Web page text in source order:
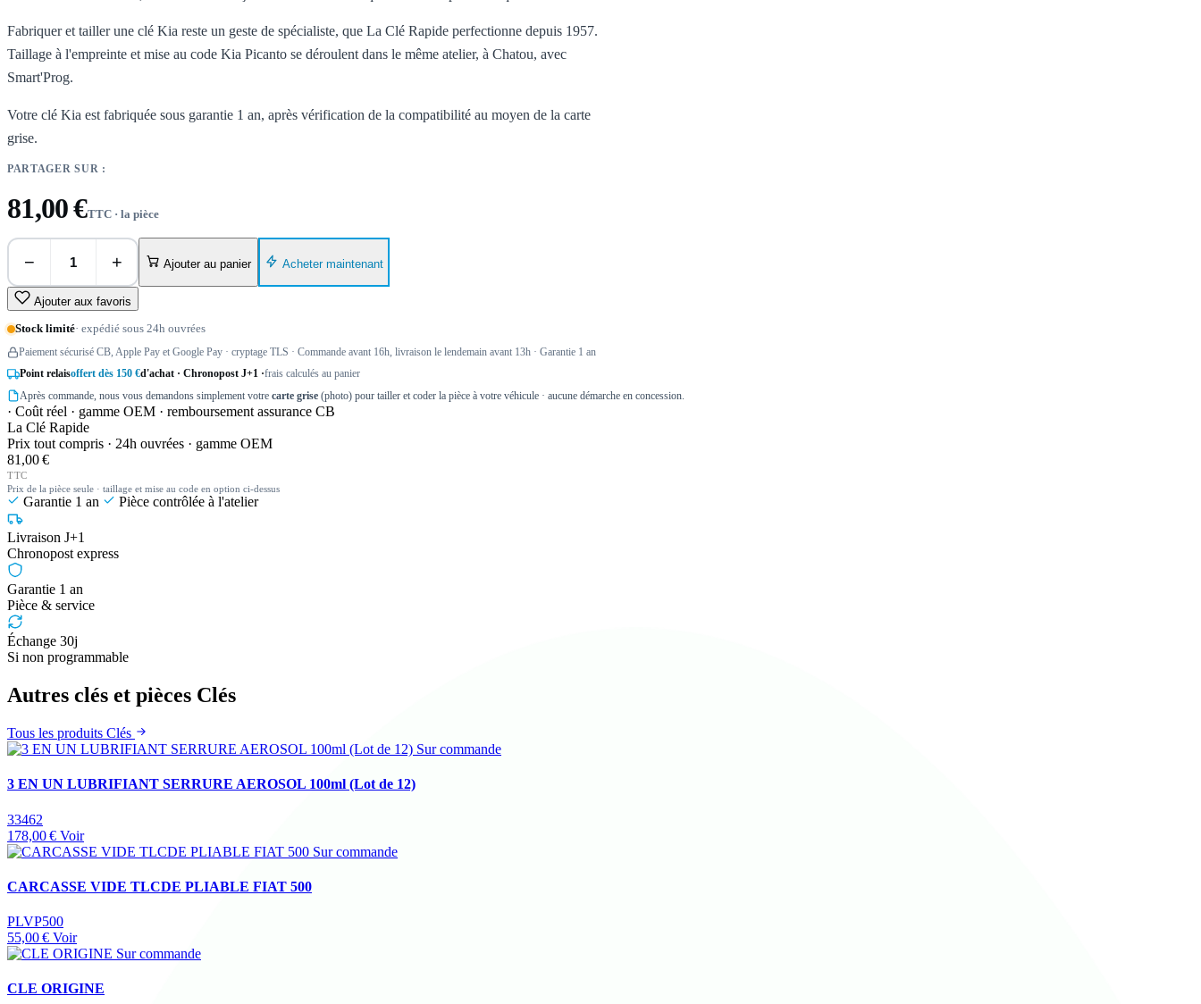
Fabriquer et tailler une clé Kia reste un geste de spécialiste, que La Clé Rapide perfectionne depuis 1957.
Taillage à l'empreinte et mise au code Kia Picanto se déroulent dans le même atelier, à Chatou, avec
Smart'Prog.
Votre clé Kia est fabriquée sous garantie 1 an, après vérification de la compatibilité au moyen de la carte
grise.
PARTAGER SUR :
81,00 €TTC · la pièce
− + Ajouter au panier Acheter maintenant
Ajouter aux favoris
Stock limité· expédié sous 24h ouvrées
Paiement sécurisé CB, Apple Pay et Google Pay · cryptage TLS · Commande avant 16h, livraison le lendemain avant 13h · Garantie 1 an
Point relaisoffert dès 150 €d'achat · Chronopost J+1 ·frais calculés au panier
Après commande, nous vous demandons simplement votre carte grise (photo) pour tailler et coder la pièce à votre véhicule · aucune démarche en concession.
· Coût réel · gamme OEM · remboursement assurance CB
La Clé Rapide
Prix tout compris · 24h ouvrées · gamme OEM
81,00 €
TTC
Prix de la pièce seule · taillage et mise au code en option ci-dessus
Garantie 1 an Pièce contrôlée à l'atelier
Livraison J+1
Chronopost express
Garantie 1 an
Pièce & service
Échange 30j
Si non programmable
Autres clés et pièces Clés
Tous les produits Clés
Sur commande
3 EN UN LUBRIFIANT SERRURE AEROSOL 100ml (Lot de 12)
33462
178,00 € Voir
Sur commande
CARCASSE VIDE TLCDE PLIABLE FIAT 500
PLVP500
55,00 € Voir
Sur commande
CLE ORIGINE